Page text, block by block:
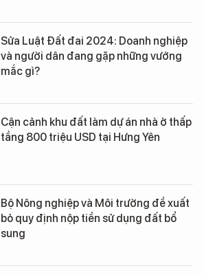
Sửa Luật Đất đai 2024: Doanh nghiệp
và người dân đang gặp những vướng
mắc gì?
Cận cảnh khu đất làm dự án nhà ở thấp
tầng 800 triệu USD tại Hưng Yên
Bộ Nông nghiệp và Môi trường đề xuất
bỏ quy định nộp tiền sử dụng đất bổ
sung